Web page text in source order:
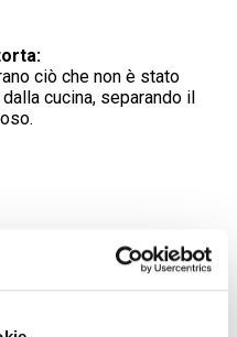
ciò che non è stato
cucina, separando il
Il cibo raggiunge la mensa
quella stessa notte.